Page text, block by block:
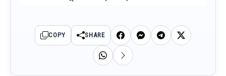
COPY SHARE